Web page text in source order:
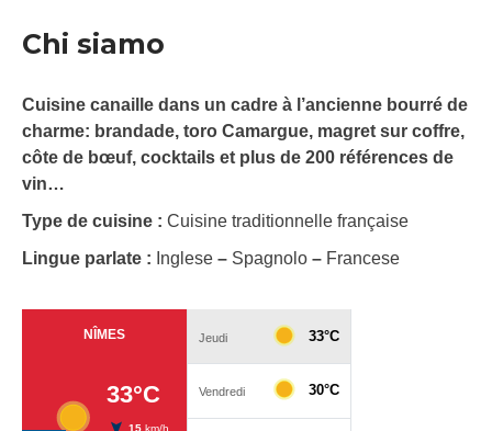
Chi siamo
Cuisine canaille dans un cadre à l’ancienne bourré de
charme: brandade, toro Camargue, magret sur coffre,
côte de bœuf, cocktails et plus de 200 références de
vin…
Type de cuisine : Cuisine traditionnelle française
Lingue parlate : Inglese – Spagnolo – Francese